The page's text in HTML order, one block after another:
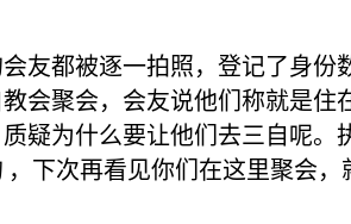
友都被逐一拍照，登记了身
会聚会，会友说他们称就是住
疑为什么要让他们去三自呢。
，下次再看见你们在这里聚会，